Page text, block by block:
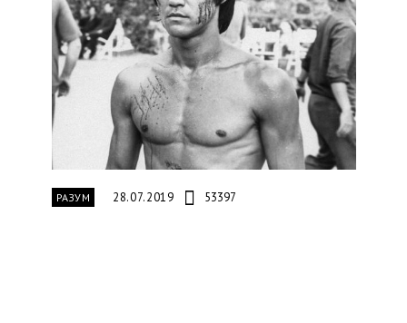
РАЗУМ 28.07.2019 53397